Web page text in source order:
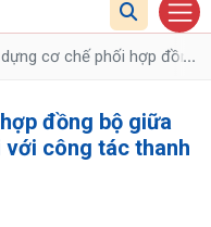
cơ chế phối hợp đồng
...
đồng bộ giữa
với công tác thanh